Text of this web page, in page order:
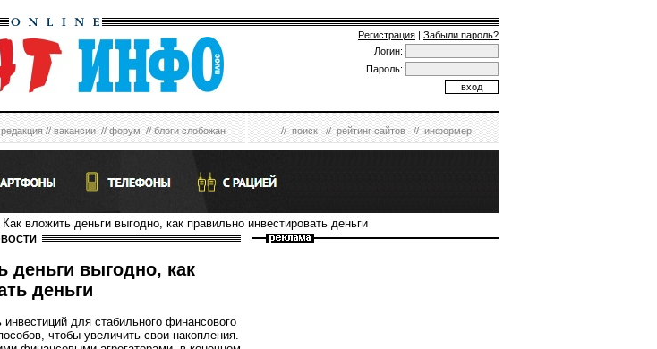
Регистрация | Забыли пароль?
Логин:
Пароль:
редакция//вакансии//форум//блоги слобожан //поиск//рейтинг сайтов//информер
вложить деньги выгодно, как правильно инвестировать деньги
деньги выгодно, как
деньги
для стабильного финансового
чтобы увеличить свои накопления.